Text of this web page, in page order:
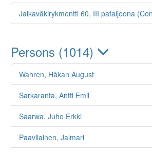
Jalkaväkirykmentti 60, III pataljoona
Persons (1014)
Wahren, Håkan August
Sarkaranta, Antti Emil
Saarwa, Juho Erkki
Paavilainen, Jalmari